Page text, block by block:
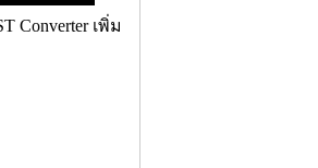
Converter เพิ่ม